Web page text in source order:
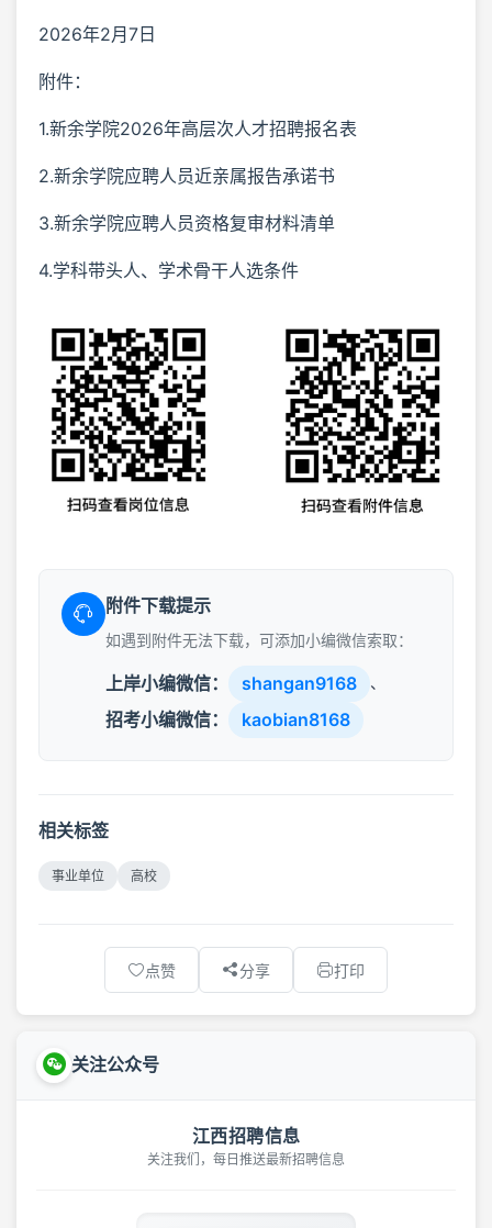
2026年2月7日
附件：
1.新余学院2026年高层次人才招聘报名表
2.新余学院应聘人员近亲属报告承诺书
3.新余学院应聘人员资格复审材料清单
4.学科带头人、学术骨干人选条件
附件下载提示
如遇到附件无法下载，可添加小编微信索取：
上岸小编微信： shangan9168 、
招考小编微信： kaobian8168
相关标签
事业单位 高校
点赞 分享 打印
关注公众号
江西招聘信息
关注我们，每日推送最新招聘信息